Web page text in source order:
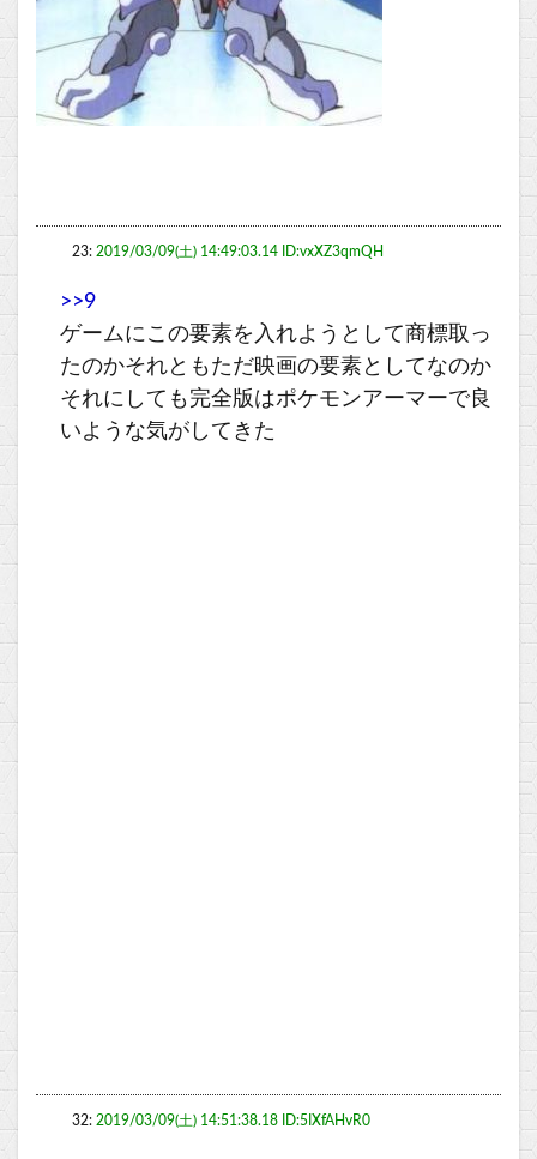
23: 2019/03/09(土) 14:49:03.14 ID:vxXZ3qmQH
>>9
ゲームにこの要素を入れようとして商標取っ
たのかそれともただ映画の要素としてなのか
それにしても完全版はポケモンアーマーで良
いような気がしてきた
32: 2019/03/09(土) 14:51:38.18 ID:5IXfAHvR0